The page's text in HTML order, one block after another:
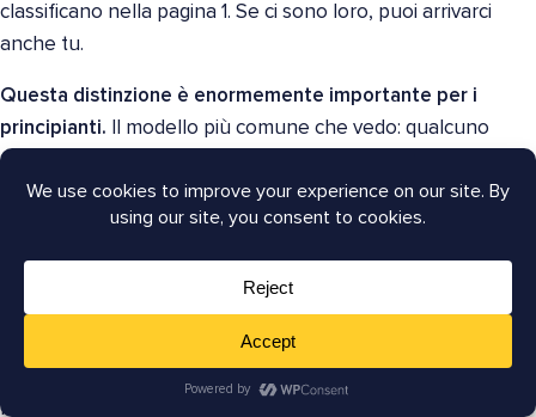
classificano nella pagina 1. Se ci sono loro, puoi arrivarci
anche tu.
Questa distinzione è enormemente importante per i
principianti. Il modello più comune che vedo: qualcuno
fa ricerca di parole chiave, punta a termini competitivi
ad alto volume, pubblica 10 post, ottiene zero risultati e
conclude che la SEO non funziona. Funziona. Hanno
semplicemente iniziato dalla parte sbagliata della curva
Inserisci il tuo argomento principale nello strumento